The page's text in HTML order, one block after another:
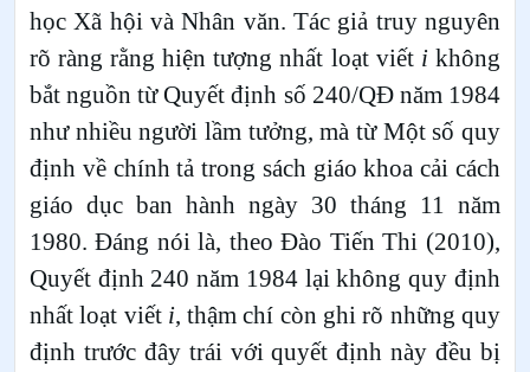
học Xã hội và Nhân văn. Tác giả truy nguyên
rõ ràng rằng hiện tượng nhất loạt viết ikhông
bắt nguồn từ Quyết định số 240/QĐ năm 1984
như nhiều người lầm tưởng, mà từ Một số quy
định về chính tả trong sách giáo khoa cải cách
giáo dục ban hành ngày 30 tháng 11 năm
1980. Đáng nói là, theo Đào Tiến Thi (2010),
Quyết định 240 năm 1984 lại không quy định
nhất loạt viết i, thậm chí còn ghi rõ những quy
định trước đây trái với quyết định này đều bị